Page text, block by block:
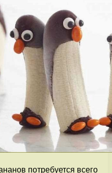
потребуется всего